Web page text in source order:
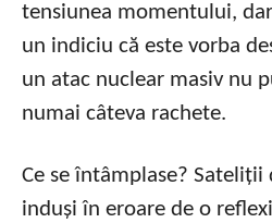
tensiunea momentului,
un indiciu că este vorba
un atac nuclear masiv nu
numai câteva rachete.
Ce se întâmplase?
induși în eroare de o